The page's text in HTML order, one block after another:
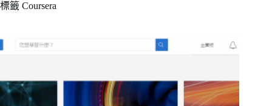
標籤 Coursera